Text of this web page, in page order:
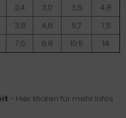
2,4 3,0 3,6
4,8
3,8 4,6 5,7
7,5
7,0 8,8 10,5
14
- Hier klicken für mehr Infos